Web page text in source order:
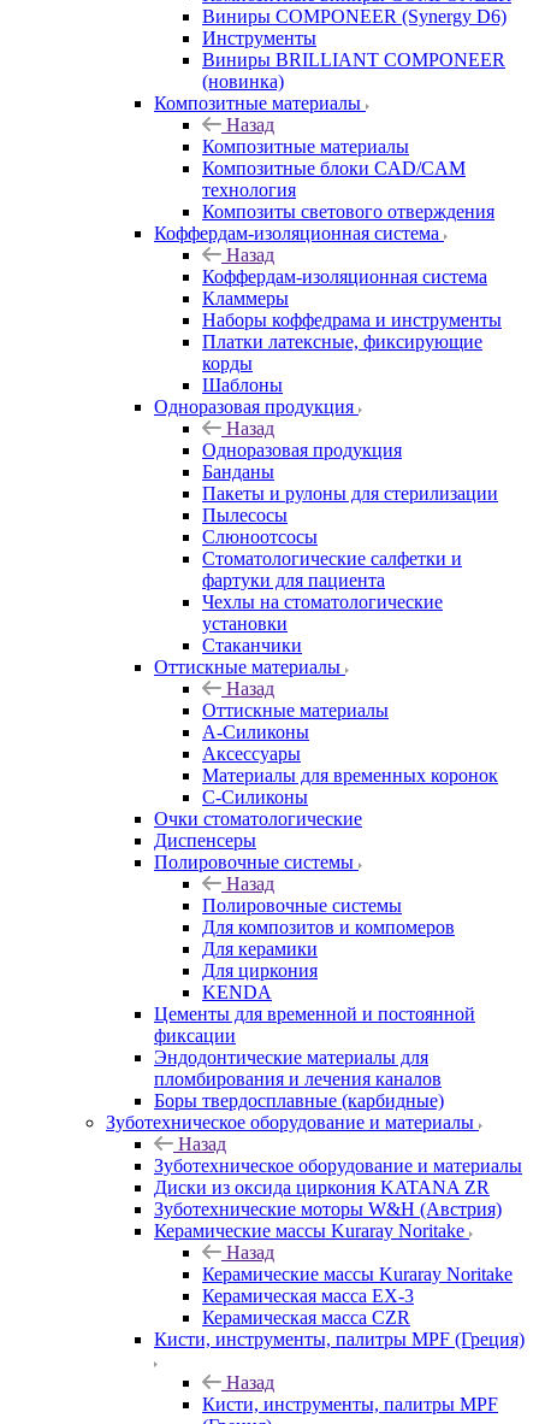
Виниры COMPONEER (Synergy D6)
Инструменты
Виниры BRILLIANT COMPONEER
(новинка)
Композитные материалы
Назад
Композитные материалы
Композитные блоки CAD/СAM
технология
Композиты светового отверждения
Коффердам-изоляционная система
Назад
Коффердам-изоляционная система
Кламмеры
Наборы коффедрама и инструменты
Платки латексные, фиксирующие
корды
Шаблоны
Одноразовая продукция
Назад
Одноразовая продукция
Банданы
Пакеты и рулоны для стерилизации
Пылесосы
Слюноотсосы
Стоматологические салфетки и
фартуки для пациента
Чехлы на стоматологические
установки
Стаканчики
Оттискные материалы
Назад
Оттискные материалы
А-Силиконы
Аксессуары
Материалы для временных коронок
С-Силиконы
Очки стоматологические
Диспенсеры
Полировочные системы
Назад
Полировочные системы
Для композитов и компомеров
Для керамики
Для циркония
KENDA
Цементы для временной и постоянной
фиксации
Эндодонтические материалы для
пломбирования и лечения каналов
Боры твердосплавные (карбидные)
Зуботехническое оборудование и материалы
Назад
Зуботехническое оборудование и материалы
Диски из оксида циркония KATANA ZR
Зуботехнические моторы W&H (Австрия)
Керамические массы Kuraray Noritake
Назад
Керамические массы Kuraray Noritake
Керамическая масса EX-3
Керамическая масса CZR
Кисти, инструменты, палитры MPF (Греция)
Назад
Кисти, инструменты, палитры MPF